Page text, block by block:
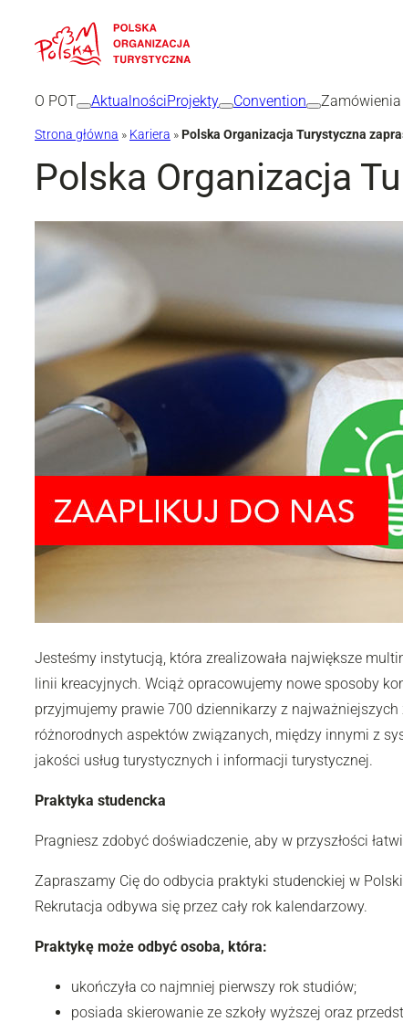
O POT AktualnościProjekty Convention
Strona główna » Kariera »Polska Organizacja Turystyczna
Polska Organizacja
Jesteśmy instytucją, która zrealizowała największe
linii kreacyjnych. Wciąż opracowujemy nowe sposoby
przyjmujemy prawie 700 dziennikarzy z
różnorodnych aspektów związanych, między innymi z
jakości usług turystycznych i informacji turystycznej.
Praktyka studencka
Pragniesz zdobyć doświadczenie, aby w przyszłości
Zapraszamy Cię do odbycia praktyki studenckiej w
Rekrutacja odbywa się przez cały rok kalendarzowy.
Praktykę może odbyć osoba, która:
ukończyła co najmniej pierwszy rok studiów;
posiada skierowanie ze szkoły wyższej oraz